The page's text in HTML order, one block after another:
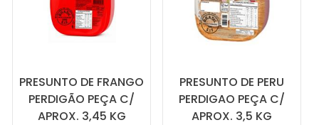
PRESUNTO DE FRANGO
PERDIGÃO PEÇA C/
APROX. 3,45 KG
PRESUNTO DE PERU
PERDIGAO PEÇA C/
APROX. 3,5 KG